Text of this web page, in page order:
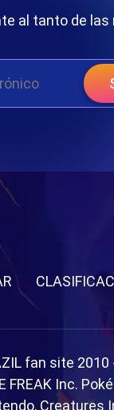
al tanto de las
fan site 2010
Inc.
Creatures